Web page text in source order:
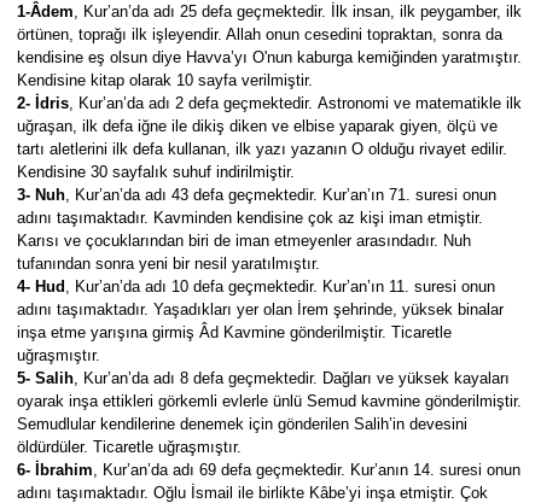
1-Âdem , Kur’an’da adı 25 defa geçmektedir. İlk insan, ilk peygamber, ilk
örtünen, toprağı ilk işleyendir. Allah onun cesedini topraktan, sonra da
kendisine eş olsun diye Havva’yı O'nun kaburga kemiğinden yaratmıştır.
Kendisine kitap olarak 10 sayfa verilmiştir.
2- İdris , Kur’an’da adı 2 defa geçmektedir. Astronomi ve matematikle ilk
uğraşan, ilk defa iğne ile dikiş diken ve elbise yaparak giyen, ölçü ve
tartı aletlerini ilk defa kullanan, ilk yazı yazanın O olduğu rivayet edilir.
Kendisine 30 sayfalık suhuf indirilmiştir.
3- Nuh , Kur’an’da adı 43 defa geçmektedir. Kur’an’ın 71. suresi onun
adını taşımaktadır. Kavminden kendisine çok az kişi iman etmiştir.
Karısı ve çocuklarından biri de iman etmeyenler arasındadır. Nuh
tufanından sonra yeni bir nesil yaratılmıştır.
4- Hud
, Kur’an’da adı 10 defa geçmektedir. Kur’an’ın 11. suresi onun
adını taşımaktadır. Yaşadıkları yer olan İrem şehrinde, yüksek binalar
inşa etme yarışına girmiş Âd Kavmine gönderilmiştir. Ticaretle
uğraşmıştır.
5- Salih , Kur’an’da adı 8 defa geçmektedir. Dağları ve yüksek kayaları
oyarak inşa ettikleri görkemli evlerle ünlü Semud kavmine gönderilmiştir.
Semudlular kendilerine denemek için gönderilen Salih’in devesini
öldürdüler. Ticaretle uğraşmıştır.
6- İbrahim , Kur’an’da adı 69 defa geçmektedir. Kur’anın 14. suresi onun
adını taşımaktadır. Oğlu İsmail ile birlikte Kâbe’yi inşa etmiştir. Çok